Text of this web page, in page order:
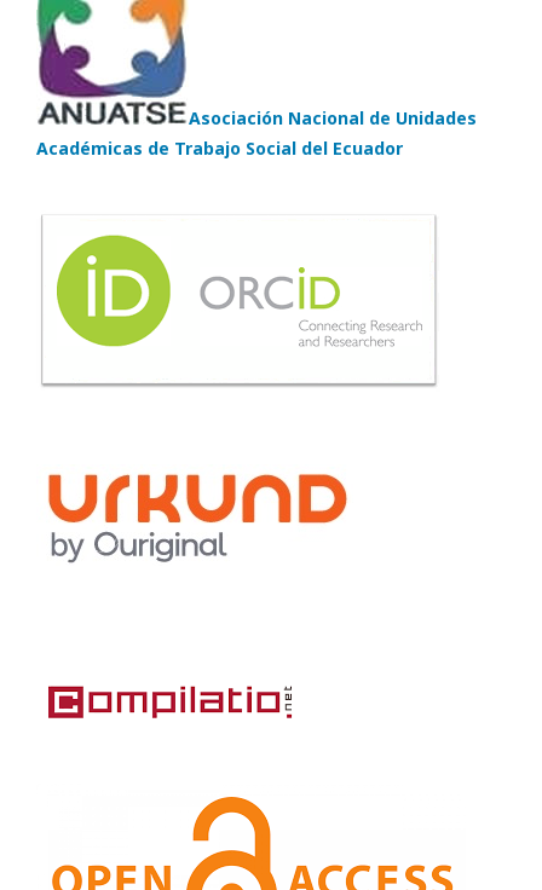
Asociación Nacional de Unidades
Académicas de Trabajo Social del Ecuador